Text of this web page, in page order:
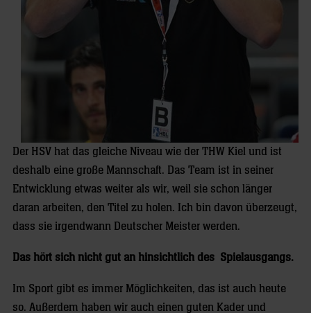
Der HSV hat das gleiche Niveau wie der THW Kiel und ist
deshalb eine große Mannschaft. Das Team ist in seiner
Entwicklung etwas weiter als wir, weil sie schon länger
daran arbeiten, den Titel zu holen. Ich bin davon überzeugt,
dass sie irgendwann Deutscher Meister werden.
Das hört sich nicht gut an hinsichtlich des Spielausgangs.
Im Sport gibt es immer Möglichkeiten, das ist auch heute
so. Außerdem haben wir auch einen guten Kader und